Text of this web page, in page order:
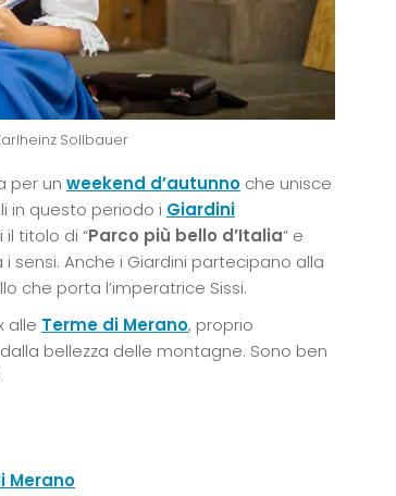
Sollbauer
per un weekend d’autunno che unisce
in questo periodo i Giardini
titolo di “Parco più bello d’Italia” e
sensi. Anche i Giardini partecipano alla
che porta l’imperatrice Sissi.
alle Terme di Merano, proprio
bellezza delle montagne. Sono ben
Merano